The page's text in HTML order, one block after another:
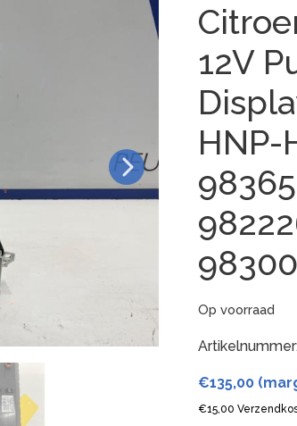
12V
HNP-
Op voorraad
€135,00
€15,00